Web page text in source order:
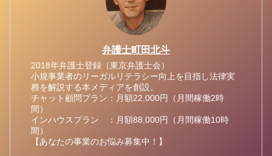
弁護士町田北斗
2018年弁護士登録（東京弁護士会）
小規事業者のリーガルリテラシー向上を目指し法律実
務を解説する本メディアを創設。
チャット顧問プラン：月額22,000円（月間稼働2時
間）
インハウスプラン ：月額88,000円（月間稼働10時
間）
【あなたの事業のお悩み募集中！】